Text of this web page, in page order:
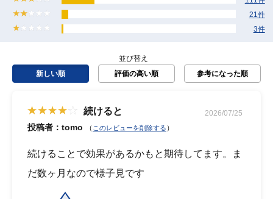
21件
3件
並び替え
新しい順
評価の高い順 参考になった順
続けると 2026/07/25
投稿者：tomo （ このレビューを削除する ）
続けることで効果があるかもと期待してます。ま
だ数ヶ月なので様子見です